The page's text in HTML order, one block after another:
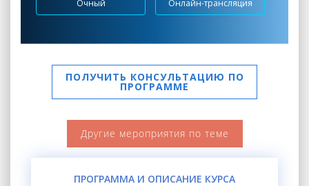
Очный Онлайн-трансляция
ПОЛУЧИТЬ КОНСУЛЬТАЦИЮ ПО
ПРОГРАММЕ
Другие мероприятия по теме
ПРОГРАММА И ОПИСАНИЕ КУРСА